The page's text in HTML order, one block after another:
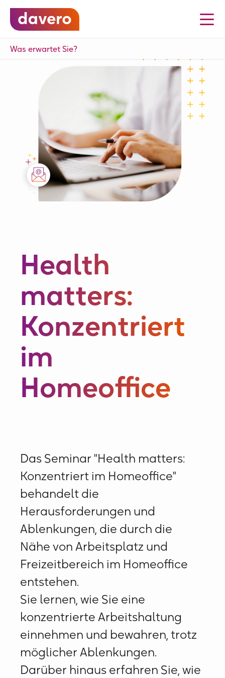
Was erwartet Sie?
Health
matters:
Konzentriert
im
Homeoffice
Das Seminar "Health matters:
Konzentriert im Homeoffice"
behandelt die
Herausforderungen und
Ablenkungen, die durch die
Nähe von Arbeitsplatz und
Freizeitbereich im Homeoffice
entstehen.
Sie lernen, wie Sie eine
konzentrierte Arbeitshaltung
einnehmen und bewahren, trotz
möglicher Ablenkungen.
Darüber hinaus erfahren Sie, wie